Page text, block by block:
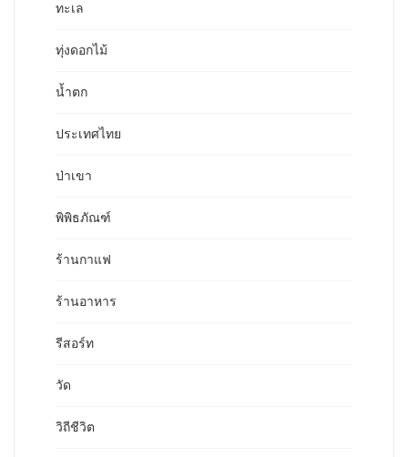
ทะเล
ทุ่งดอกไม้
น้ำตก
ประเทศไทย
ป่าเขา
พิพิธภัณฑ์
ร้านกาแฟ
ร้านอาหาร
รีสอร์ท
วัด
วิถีชีวิต